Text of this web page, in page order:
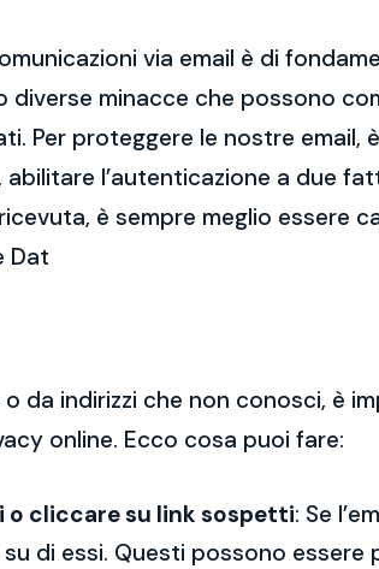
via email è di
diverse minacce che possono
Per proteggere le nostre
abilitare l’autenticazione a due
ricevuta, è sempre meglio
Dat
o da indirizzi che non conosci, è
online. Ecco cosa puoi fare:
o cliccare su link sospetti: Se
di essi. Questi possono essere